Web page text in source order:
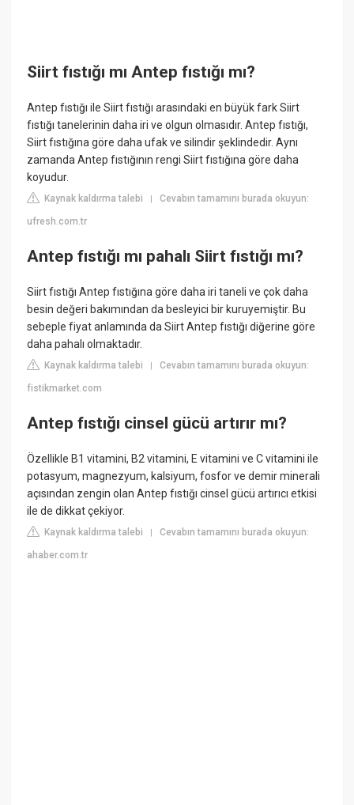
Siirt fıstığı mı Antep fıstığı mı?
Antep fıstığı ile Siirt fıstığı arasındaki en büyük fark Siirt
fıstığı tanelerinin daha iri ve olgun olmasıdır. Antep fıstığı,
Siirt fıstığına göre daha ufak ve silindir şeklindedir. Aynı
zamanda Antep fıstığının rengi Siirt fıstığına göre daha
koyudur.
Kaynak kaldırma talebi |Cevabın tamamını burada okuyun:
ufresh.com.tr
Antep fıstığı mı pahalı Siirt fıstığı mı?
Siirt fıstığı Antep fıstığına göre daha iri taneli ve çok daha
besin değeri bakımından da besleyici bir kuruyemiştir. Bu
sebeple fiyat anlamında da Siirt Antep fıstığı diğerine göre
daha pahalı olmaktadır.
Kaynak kaldırma talebi |Cevabın tamamını burada okuyun:
fistikmarket.com
Antep fıstığı cinsel gücü artırır mı?
Özellikle B1 vitamini, B2 vitamini, E vitamini ve C vitamini ile
potasyum, magnezyum, kalsiyum, fosfor ve demir minerali
açısından zengin olan Antep fıstığı cinsel gücü artırıcı etkisi
ile de dikkat çekiyor.
Kaynak kaldırma talebi |Cevabın tamamını burada okuyun:
ahaber.com.tr